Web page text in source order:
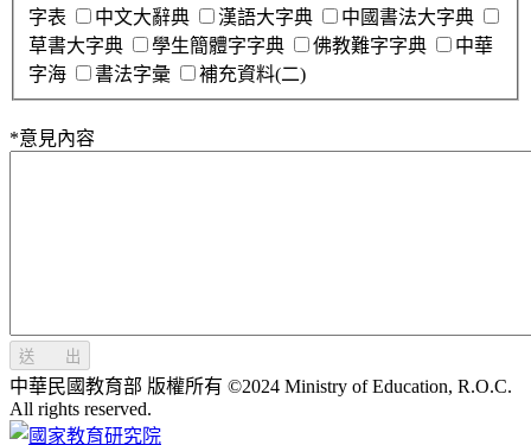
字表
中文大辭典 漢語大字典
中國書法大字典
草書大字典
學生簡體字字典 佛教難字字典
中華
字海
書法字彙 補充資料(二)
*意見內容
送 出
中華民國教育部 版權所有 ©2024 Ministry of Education, R.O.C.
All rights reserved.